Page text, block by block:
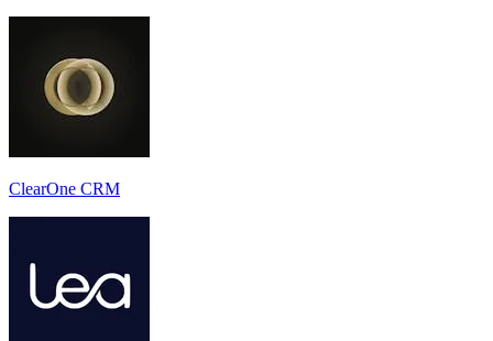
ClearOne CRM